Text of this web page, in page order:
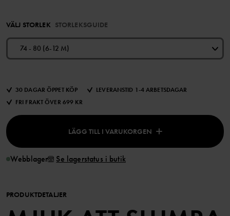
VÄLJ STORLEK STORLEKSGUIDE
74 - 80 (6-12 M)
30 DAGAR ÖPPET KÖP
LEVERANSTID 1-4 ARBETSDAGAR
FRI FRAKT ÖVER 699 KR
LÄGG TILL I VARUKORGEN
Webblager Se lagerstatus i butik
PRODUKTDETALJER